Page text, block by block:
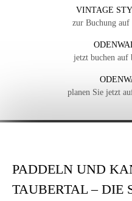
VINTAGE
zur Buchung auf
jetzt buchen auf
planen Sie jetzt
PADDELN UND
TAUBERTAL – DIE